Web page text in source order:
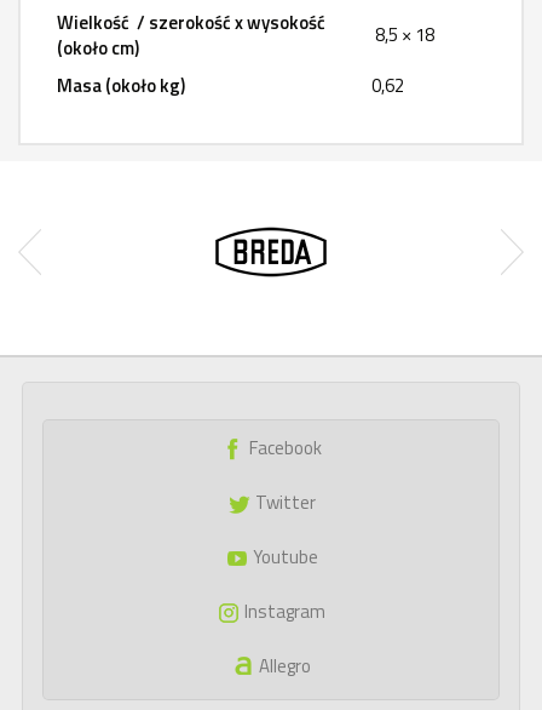
Wielkość / szerokość x wysokość
(około cm)
8,5 × 18
Masa (około kg)
0,62
Facebook
Twitter
Youtube
Instagram
Allegro